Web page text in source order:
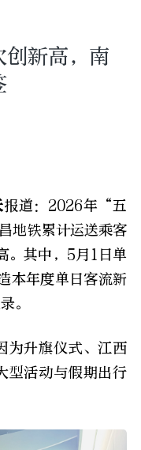
新高，南
报道：2026年“五
地铁累计运送乘客
。其中，5月1日单
本年度单日客流新
。
为升旗仪式、江西
型活动与假期出行